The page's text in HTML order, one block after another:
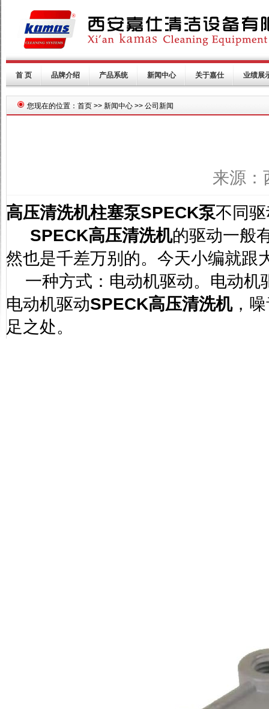
首 页 品牌介绍 产品系统 新闻中心 关于嘉仕 业绩展
您现在的位置：首页 >> 新闻中心 >> 公司新闻
来源
高压清洗机柱塞泵SPECK泵不同
SPECK高压清洗机的驱动一般
然也是千差万别的。今天小编就跟
一种方式：电动机驱动。电动
电动机驱动SPECK高压清洗机，
足之处。